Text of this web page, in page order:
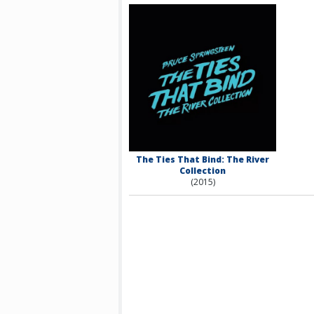
The Ties That Bind: The River
Collection
(2015)